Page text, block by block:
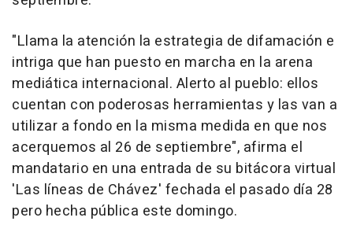
"Llama la atención la estrategia de difamación e
intriga que han puesto en marcha en la arena
mediática internacional. Alerto al pueblo: ellos
cuentan con poderosas herramientas y las van a
utilizar a fondo en la misma medida en que nos
acerquemos al 26 de septiembre", afirma el
mandatario en una entrada de su bitácora virtual
'Las líneas de Chávez' fechada el pasado día 28
pero hecha pública este domingo.